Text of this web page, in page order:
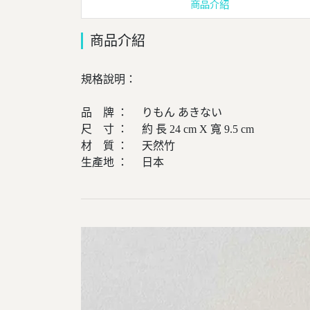
商品介紹
商品介紹
規格說明：
品 牌 ： りもん あきない
尺 寸 ： 約 長 24 cm X 寬 9.5 cm
材 質 ： 天然竹
生產地 ： 日本